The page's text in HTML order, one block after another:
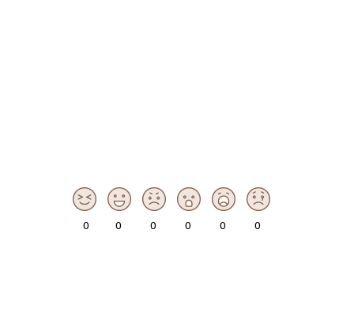
0 0 0 0 0 0